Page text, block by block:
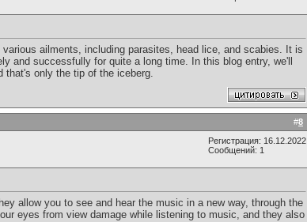
ailments, including parasites, head lice, and scabies. It is
and successfully for quite a long time. In this blog entry, we'll
that's only the tip of the iceberg.
#8
Регистрация: 16.12.2022
Сообщений: 1
allow you to see and hear the music in a new way, through the
eyes from view damage while listening to music, and they also